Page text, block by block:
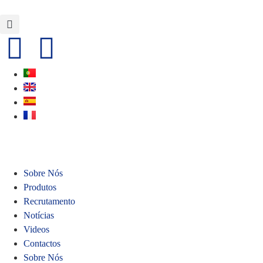
Sobre Nós
Produtos
Recrutamento
Notícias
Videos
Contactos
Sobre Nós